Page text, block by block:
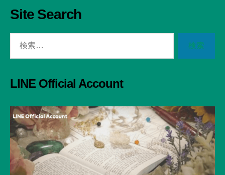
Site Search
LINE Official Account